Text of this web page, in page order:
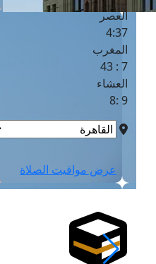
العصر
4:37
المغرب
7 : 43
العشاء
9 :8
عرض مواقيت الصلاة